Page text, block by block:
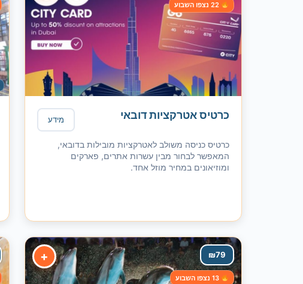
כרטיס אטרקציות דובאי מידע
כרטיס כניסה משולב לאטרקציות מובילות בדובאי,
המאפשר לבחור מבין עשרות אתרים, פארקים
ומוזיאונים במחיר מוזל אחד.
+ 79
₪